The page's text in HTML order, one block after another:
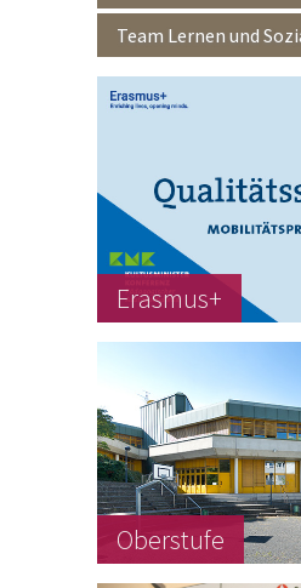
Team Lernen und
Erasmus+
Oberstufe